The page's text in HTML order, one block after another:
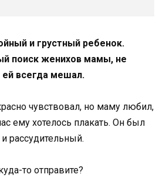
и грустный ребенок.
поиск женихов мамы, не
всегда мешал.
чувствовал, но маму любил,
ему хотелось плакать. Он был
рассудительный.
то отправите?